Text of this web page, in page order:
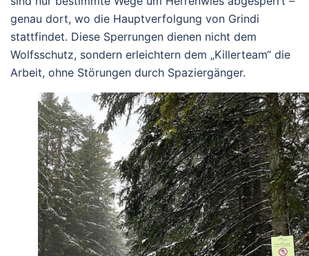
genau dort, wo die Hauptverfolgung von Grindi
stattfindet. Diese Sperrungen dienen nicht dem
Wolfsschutz, sondern erleichtern dem „Killerteam“ die
Arbeit, ohne Störungen durch Spaziergänger.